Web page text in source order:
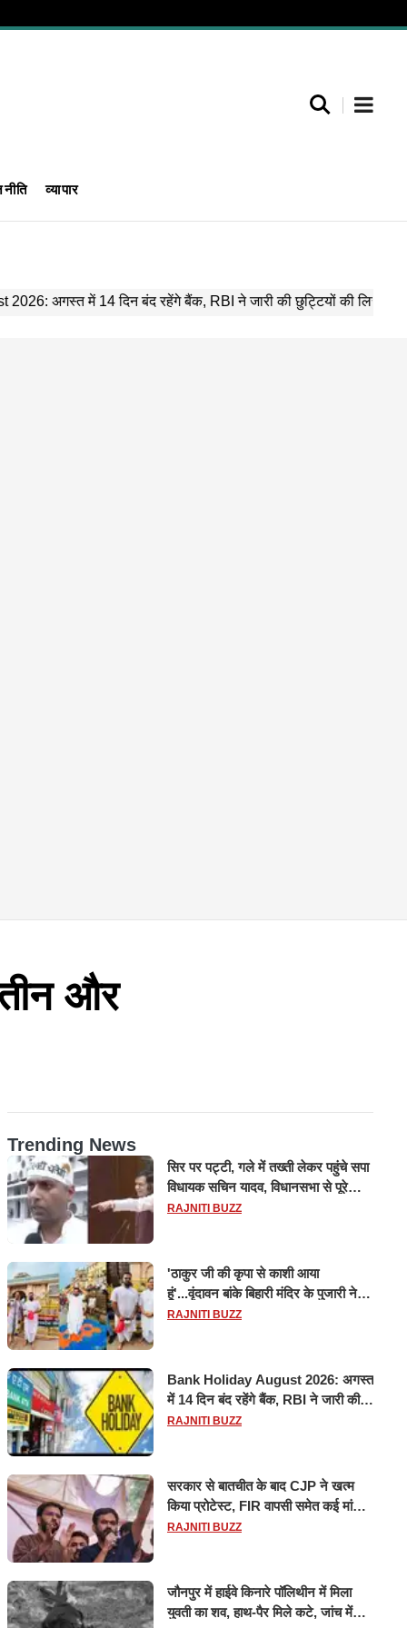
व्यापार
और
Trending News
सिर पर पट्टी, गले में तख्ती लेकर पहुंचे सपा
विधायक सचिन यादव, विधानसभा से पूरे
मानसून सत्र के लिए किया गया निलंबित
RAJNITI BUZZ
'ठाकुर जी की कृपा से काशी आया
हूं'...वृंदावन बांके बिहारी मंदिर के पुजारी ने
किया श्री काशी विश्वनाथ का जलाभिषेक
RAJNITI BUZZ
Bank Holiday August 2026: अगस्त
में 14 दिन बंद रहेंगे बैंक, RBI ने जारी की
छुट्टियों की लिस्ट​​​​​​​
RAJNITI BUZZ
सरकार से बातचीत के बाद CJP ने खत्म
किया प्रोटेस्ट, FIR वापसी समेत कई मांगों
पर बनी सहमति
RAJNITI BUZZ
जौनपुर में हाईवे किनारे पॉलिथीन में मिला
युवती का शव, हाथ-पैर मिले कटे, जांच में